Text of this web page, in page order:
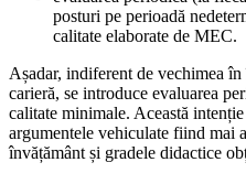
posturi pe perioadă
calitate elaborate de MEC.
Așadar, indiferent de vechimea
carieră, se introduce evaluarea
calitate minimale. Această
argumentele vehiculate fiind mai
învățământ și gradele didactice